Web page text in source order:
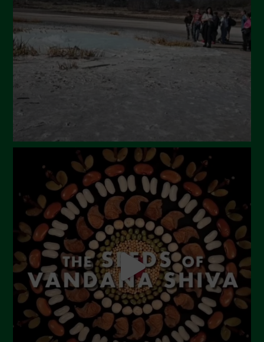
Luglio 2024
Maggio 2024
Aprile 2024
Marzo 2024
Febbraio 2024
Ottobre 2023
Settembre 2023
Agosto 2023
Luglio 2023
Giugno 2023
Maggio 2023
Aprile 2023
Marzo 2023
Febbraio 2023